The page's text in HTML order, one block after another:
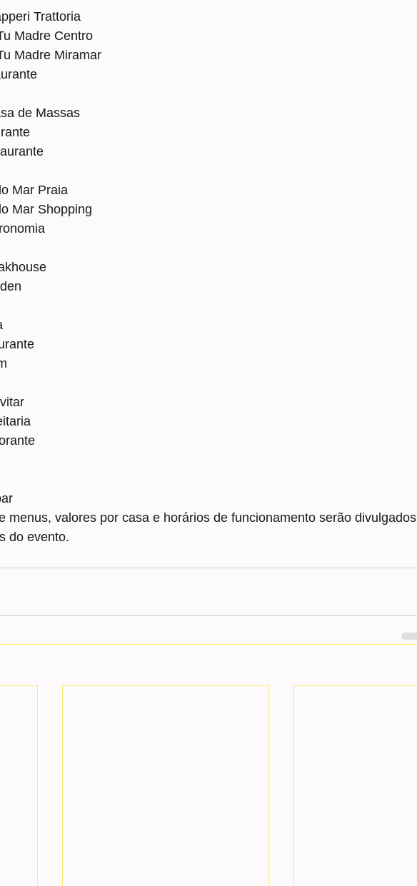
Trattoria
Madre Centro
Madre Miramar
de Massas
Mar Praia
Mar Shopping
menus, valores por casa e horários de funcionamento serão divulgados
do evento.